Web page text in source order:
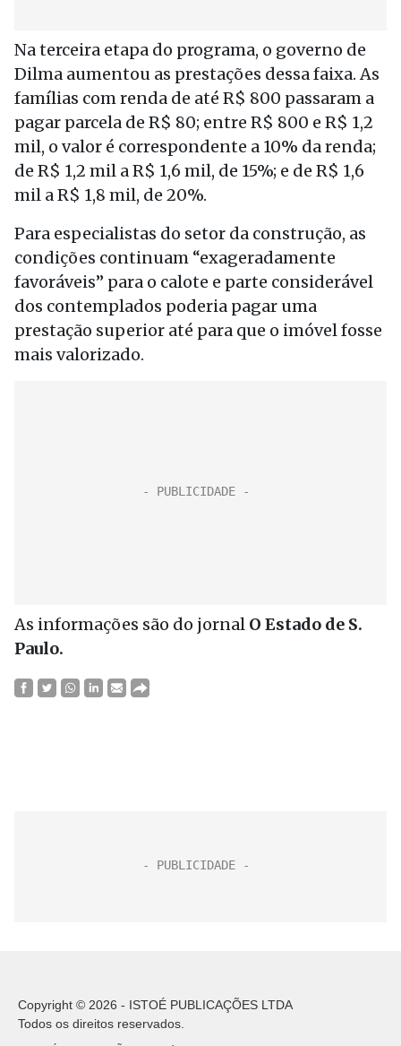
Na terceira etapa do programa, o governo de
Dilma aumentou as prestações dessa faixa. As
famílias com renda de até R$ 800 passaram a
pagar parcela de R$ 80; entre R$ 800 e R$ 1,2
mil, o valor é correspondente a 10% da renda;
de R$ 1,2 mil a R$ 1,6 mil, de 15%; e de R$ 1,6
mil a R$ 1,8 mil, de 20%.
Para especialistas do setor da construção, as
condições continuam “exageradamente
favoráveis” para o calote e parte considerável
dos contemplados poderia pagar uma
prestação superior até para que o imóvel fosse
mais valorizado.
As informações são do jornal O Estado de S.
Paulo.
Copyright © 2026 - ISTOÉ PUBLICAÇÕES LTDA
Todos os direitos reservados.